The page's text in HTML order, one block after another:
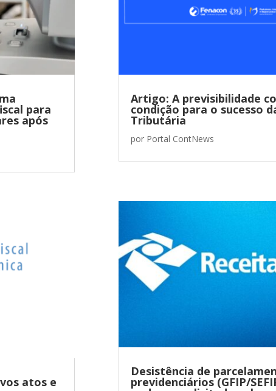
para
após
atos e
Artigo: A previsibilidade
condição para o sucesso
Tributária
por Portal ContNews
Desistência de
previdenciários (GFIP/